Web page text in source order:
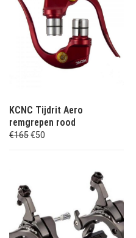
KCNC Tijdrit Aero
remgrepen rood
€165€50